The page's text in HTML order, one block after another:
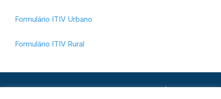
Formulário ITIV Urbano
Formulário ITIV Rural